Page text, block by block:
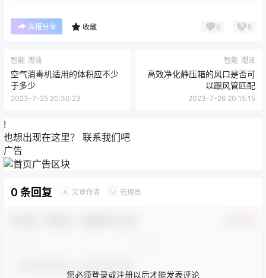
海报分享 收藏 0 0
智能 潮流
空气消毒机适用的体积应不少
于多少
2023-7-25 20:30:23
智能 潮流
高效净化静压箱的风口是否可
以跟风管匹配
2023-7-26 20:15:15
!
也想出现在这里？ 联系我们吧
广告
0 条回复 A 文章作者 M 管理员
您必须登录或注册以后才能发表评论